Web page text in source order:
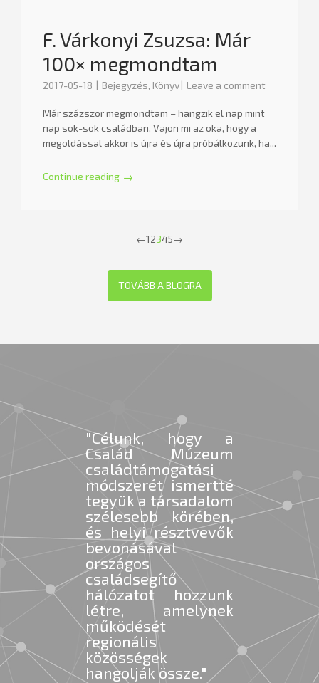
F. Várkonyi Zsuzsa: Már
100× megmondtam
2017-05-18 Bejegyzés, Könyv Leave a comment
Már százszor megmondtam – hangzik el nap mint
nap sok-sok családban. Vajon mi az oka, hogy a
megoldással akkor is újra és újra próbálkozunk, ha...
Continue reading →
←12345→
TOVÁBB A BLOGRA
"Célunk, hogy a
Család Múzeum
családtámogatási
módszerét ismertté
tegyük a társadalom
szélesebb körében,
és helyi résztvevők
bevonásával
országos
családsegítő
hálózatot hozzunk
létre, amelynek
működését
regionális
közösségek
hangolják össze."